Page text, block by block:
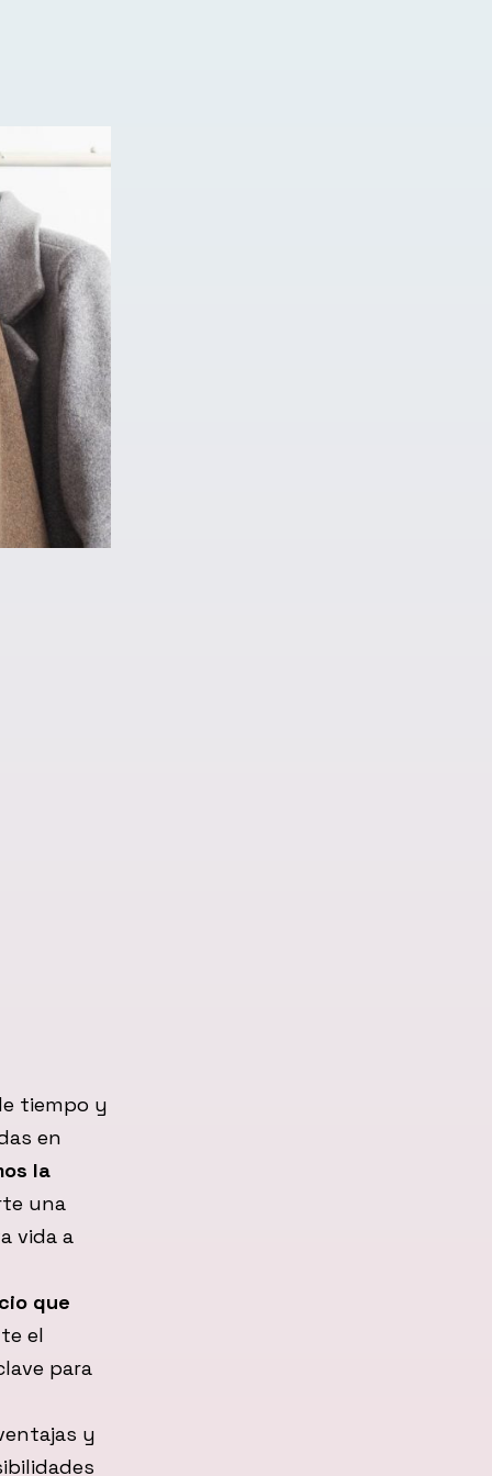
tiempo y
en
la
una
vida a
que
el
para
y